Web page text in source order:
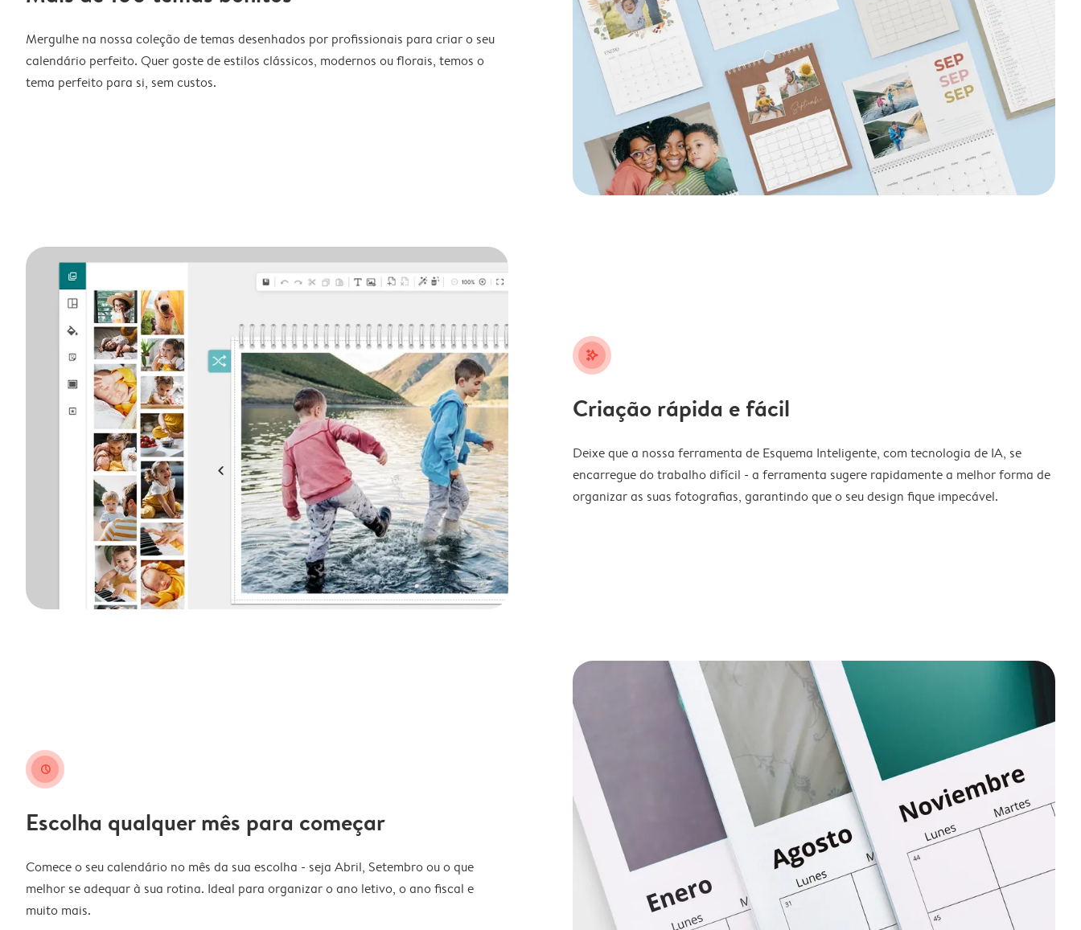
Mergulhe na nossa coleção de temas desenhados por profissionais para criar o seu
calendário perfeito. Quer goste de estilos clássicos, modernos ou florais, temos o
tema perfeito para si, sem custos.
stars_plus
Criação rápida e fácil
Deixe que a nossa ferramenta de Esquema Inteligente, com tecnologia de IA, se
encarregue do trabalho difícil - a ferramenta sugere rapidamente a melhor forma de
organizar as suas fotografias, garantindo que o seu design fique impecável.
clock
Escolha qualquer mês para começar
Comece o seu calendário no mês da sua escolha - seja Abril, Setembro ou o que
melhor se adequar à sua rotina. Ideal para organizar o ano letivo, o ano fiscal e
muito mais.